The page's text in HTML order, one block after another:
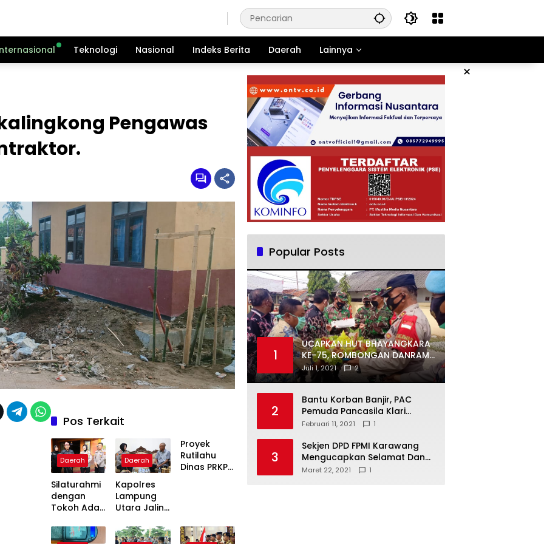
Teknologi Nasional Indeks Berita Daerah Lainnya
×
Pengawas
Pos Terkait
Daerah
Silaturahmi
dengan
Tokoh Adat,
Lampung
Daerah
Kapolres
Lampung
Utara Jalin
dengan
Proyek
Rutilahu
Dinas PRKP
Manfaat
Soroti
Popular Posts
1
UCAPKAN HUT BHAYANGKARA
KE-75, ROMBONGAN DANRAMIL
DAN CAMAT DATANGI
MAPOLSEK MUARAGEMBONG
Juli 1, 2021 2
2
Bantu Korban Banjir, PAC
Pemuda Pancasila Klari
Galang Donasi
Februari 11, 2021 1
3
Sekjen DPD FPMI Karawang
Mengucapkan Selamat Dan
Sukses Atas Kemenangan
Maret 22, 2021 1